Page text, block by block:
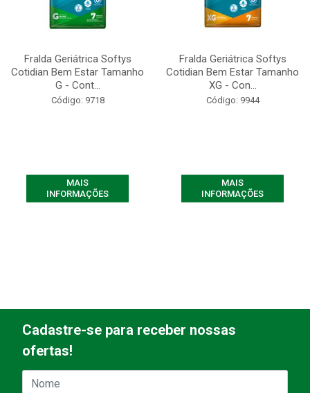
Fralda Geriátrica Softys
Cotidian Bem Estar Tamanho
G - Cont...
Código: 9718
MAIS
INFORMAÇÕES
Fralda Geriátrica Softys
Cotidian Bem Estar Tamanho
XG - Con...
Código: 9944
MAIS
INFORMAÇÕES
Cadastre-se para receber nossas
ofertas!